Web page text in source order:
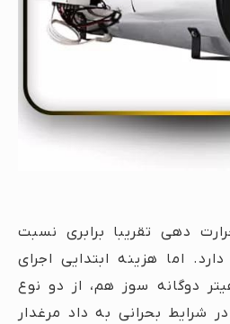
دهی تقریبا برابری نسبت
اما هزینه ابتدایی اجرای
دوگانه سوز هم، از دو نوع
شرایط بحرانی به داد مرغدار